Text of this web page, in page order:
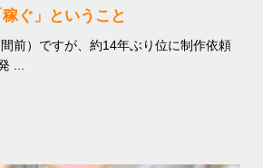
ぐ」ということ
前）ですが、約14年ぶり位に制作依頼
...